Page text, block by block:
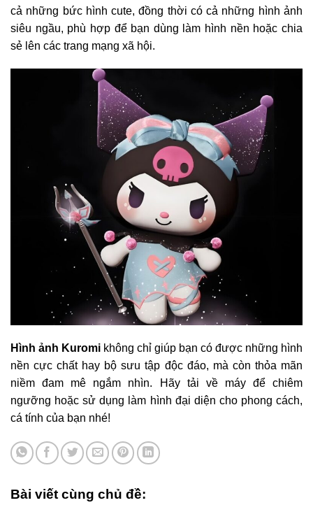
cả những bức hình cute, đồng thời có cả những hình ảnh
siêu ngầu, phù hợp để bạn dùng làm hình nền hoặc chia
sẻ lên các trang mạng xã hội.
Hình ảnh Kuromi không chỉ giúp bạn có được những hình
nền cực chất hay bộ sưu tập độc đáo, mà còn thỏa mãn
niềm đam mê ngắm nhìn. Hãy tải về máy để chiêm
ngưỡng hoặc sử dụng làm hình đại diện cho phong cách,
cá tính của bạn nhé!
Bài viết cùng chủ đề: